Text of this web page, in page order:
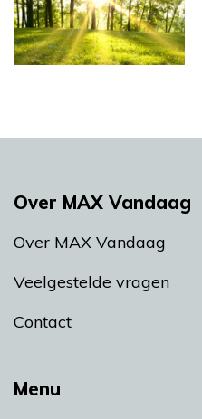
Menu
Over MAX Vandaag
Over MAX Vandaag
Veelgestelde vragen
Contact